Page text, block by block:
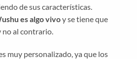
de sus características.
es algo vivoy se tiene que
no al contrario.
muy personalizado, ya que los